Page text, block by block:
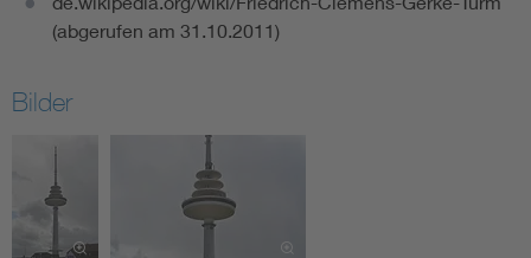
(abgerufen am 31.10.2011)
Bilder